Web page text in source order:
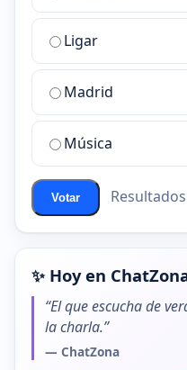
la
mejor
sala
chat
ChatZona?
Ligar
Madrid
Música
Votar Resultados
✨ Hoy en
“El que escucha de
la charla.”
— ChatZona